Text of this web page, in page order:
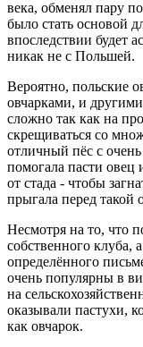
века, обменял пару
было стать основой
впоследствии будет
никак не с Польшей.
Вероятно, польские
овчарками, и
сложно так как на
скрещиваться со
отличный пёс с
помогала пасти
от стада - чтобы
прыгала перед такой
Несмотря на то, что
собственного клуба,
определённого
очень популярны в
на
оказывали пастухи,
как овчарок.